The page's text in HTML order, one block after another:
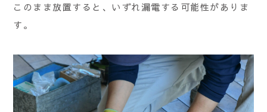
このまま放置すると、いずれ漏電する可能性がありま
す。